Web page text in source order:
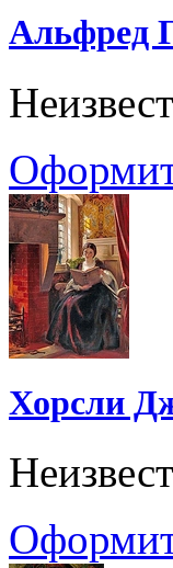
Альфред
Хорсли